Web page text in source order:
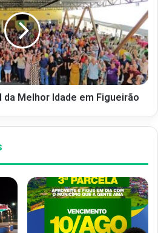
da Melhor Idade em Figueirão